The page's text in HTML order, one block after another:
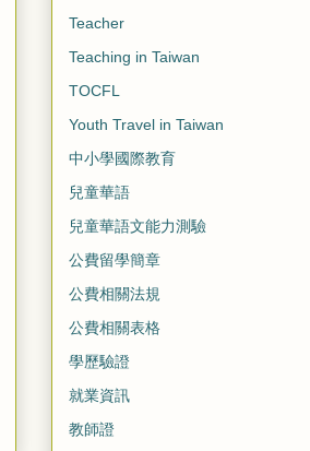
Teacher
Teaching in Taiwan
TOCFL
Youth Travel in Taiwan
中小學國際教育
兒童華語
兒童華語文能力測驗
公費留學簡章
公費相關法規
公費相關表格
學歷驗證
就業資訊
教師證